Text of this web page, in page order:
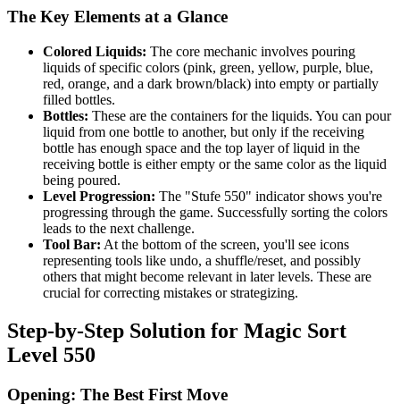
The Key Elements at a Glance
Colored Liquids: The core mechanic involves pouring
liquids of specific colors (pink, green, yellow, purple, blue,
red, orange, and a dark brown/black) into empty or partially
filled bottles.
Bottles: These are the containers for the liquids. You can pour
liquid from one bottle to another, but only if the receiving
bottle has enough space and the top layer of liquid in the
receiving bottle is either empty or the same color as the liquid
being poured.
Level Progression: The "Stufe 550" indicator shows you're
progressing through the game. Successfully sorting the colors
leads to the next challenge.
Tool Bar: At the bottom of the screen, you'll see icons
representing tools like undo, a shuffle/reset, and possibly
others that might become relevant in later levels. These are
crucial for correcting mistakes or strategizing.
Step-by-Step Solution for Magic Sort
Level 550
Opening: The Best First Move